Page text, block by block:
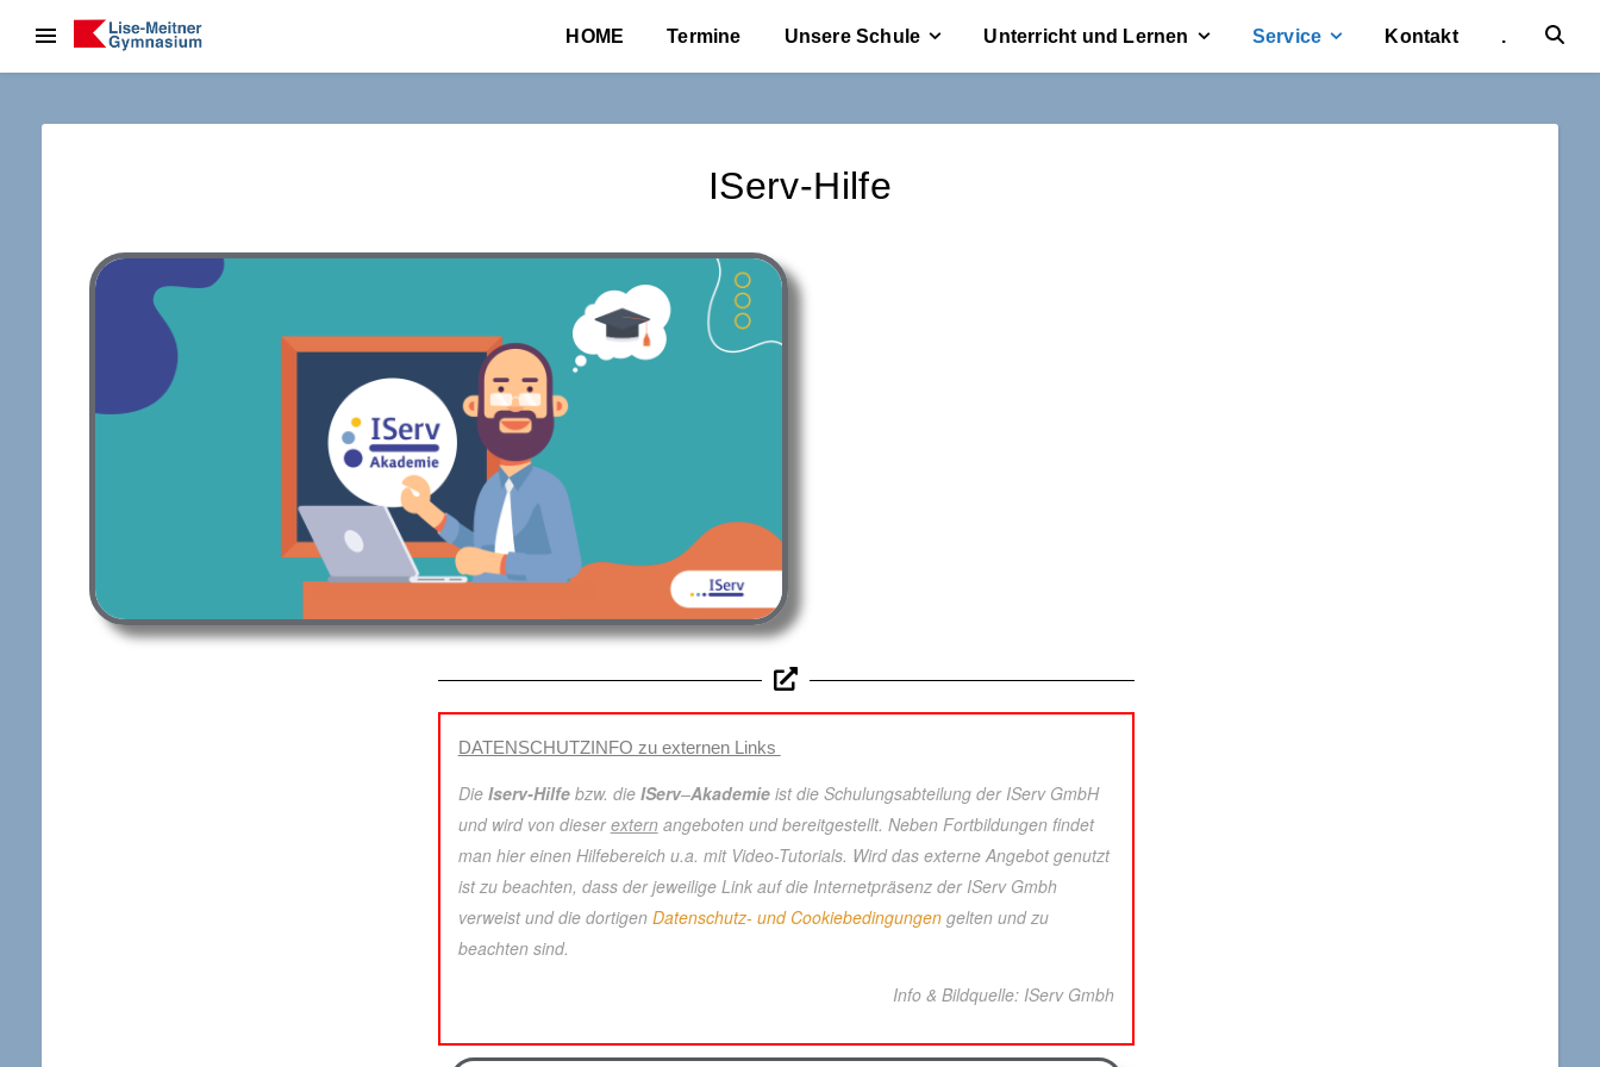
HOME Termine Unsere Schule Unterricht und Lernen Service Kontakt .
IServ-Hilfe
DATENSCHUTZINFO zu externen Links
Die Iserv-Hilfebzw. die IServ–Akademieist die Schulungsabteilung der IServ GmbH
und wird von dieser externangeboten und bereitgestellt. Neben Fortbildungen findet
man hier einen Hilfebereich u.a. mit Video-Tutorials. Wird das externe Angebot genutzt
ist zu beachten, dass der jeweilige Link auf die Internetpräsenz der IServ Gmbh
verweist und die dortigen Datenschutz- und Cookiebedingungengelten und zu
beachten sind.
Info & Bildquelle: IServ Gmbh